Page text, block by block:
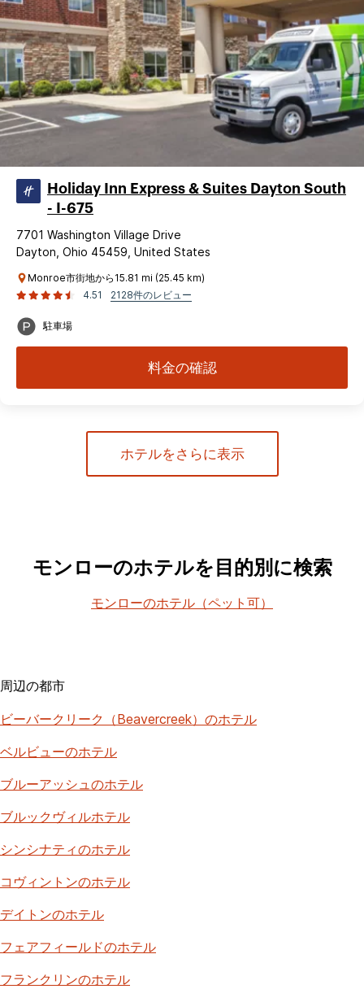
Holiday Inn Express & Suites Dayton South
- I-675
7701 Washington Village Drive
Dayton, Ohio 45459, United States
Monroe市街地から15.81 mi (25.45 km)
4.51
2128件のレビュー
駐車場
料金の確認
ホテルをさらに表示
モンローのホテルを目的別に検索
モンローのホテル（ペット可）
周辺の都市
ビーバークリーク（Beavercreek）のホテル
ベルビューのホテル
ブルーアッシュのホテル
ブルックヴィルホテル
シンシナティのホテル
コヴィントンのホテル
デイトンのホテル
フェアフィールドのホテル
フランクリンのホテル